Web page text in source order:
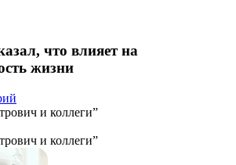
что влияет на
жизни
и коллеги”
и коллеги”